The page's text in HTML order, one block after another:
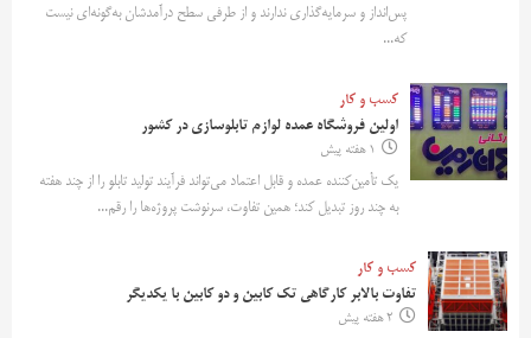
پس‌انداز و سرمایه‌گذاری ندارند و از طرفی سطح درآمدشان به‌گونه‌ای نیست
که...
کسب و کار
اولین فروشگاه عمده لوازم تابلوسازی در کشور
1 هفته پیش
یک تأمین‌کننده عمده و قابل اعتماد می‌تواند فرآیند تولید تابلو را از چند هفته
به چند روز تبدیل کند؛ همین تفاوت، سرنوشت پروژه‌ها را رقم...
کسب و کار
تفاوت بالابر کارگاهی تک کابین و دو کابین با یکدیگر
2 هفته پیش